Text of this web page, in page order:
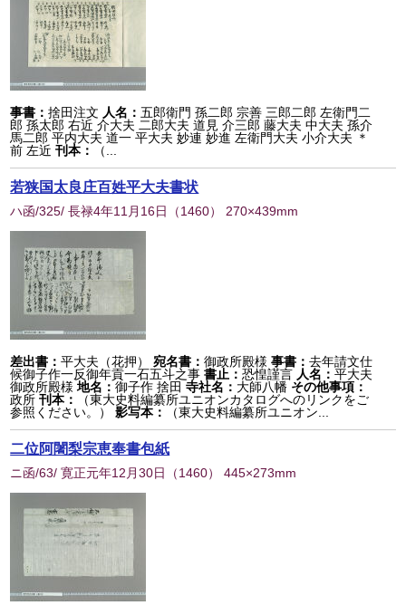
事書：捨田注文 人名：五郎衛門 孫二郎 宗善 三郎二郎 左衛門二
郎 孫太郎 右近 介大夫 二郎大夫 道見 介三郎 藤大夫 中大夫 孫介
馬二郎 平内大夫 道一 平大夫 妙連 妙進 左衛門大夫 小介大夫 ＊
前 左近 刊本： （...
若狭国太良庄百姓平大夫書状
ハ函/325/ 長禄4年11月16日 （1460） 270×439mm
差出書：平大夫（花押） 宛名書：御政所殿様 事書：去年請文仕
候御子作一反御年貢一石五斗之事 書止：恐惶謹言 人名：平大夫
御政所殿様 地名：御子作 捨田 寺社名： 大師八幡 その他事項：
政所 刊本：
（東大史料編纂所ユニオンカタログへのリンクをご
参照ください。）
影写本： （東大史料編纂所ユニオン...
二位阿闍梨宗恵奉書包紙
ニ函/63/ 寛正元年12月30日 （1460） 445×273mm